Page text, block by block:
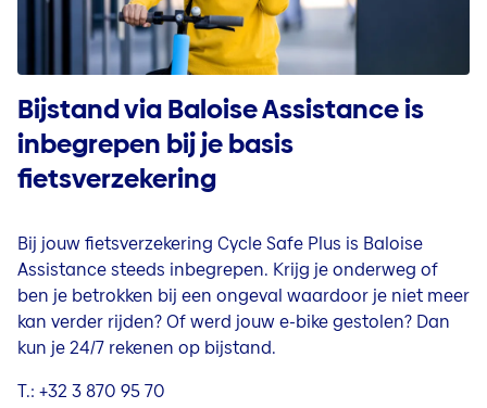
Bijstand via Baloise Assistance is
inbegrepen bij je basis
fietsverzekering
Bij jouw fietsverzekering Cycle Safe Plus is Baloise
Assistance steeds inbegrepen. Krijg je onderweg of
ben je betrokken bij een ongeval waardoor je niet meer
kan verder rijden? Of werd jouw e-bike gestolen? Dan
kun je 24/7 rekenen op bijstand.
T.: +32 3 870 95 70